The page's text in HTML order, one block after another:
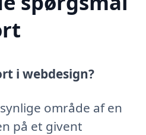
i webdesign?
område af en
på et givent